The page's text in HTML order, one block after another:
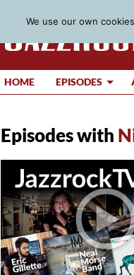
HOME EPISODES
Episodes with
We use our own